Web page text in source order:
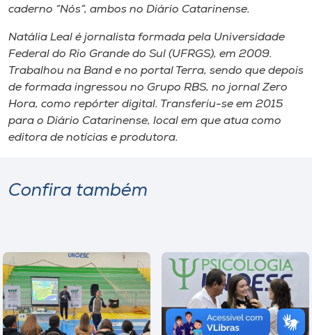
caderno “Nós”, ambos no Diário Catarinense.
Natália Leal é jornalista formada pela Universidade
Federal do Rio Grande do Sul (UFRGS), em 2009.
Trabalhou na Band e no portal Terra, sendo que depois
de formada ingressou no Grupo RBS, no jornal Zero
Hora, como repórter digital. Transferiu-se em 2015
para o Diário Catarinense, local em que atua como
editora de notícias e produtora.
Confira também